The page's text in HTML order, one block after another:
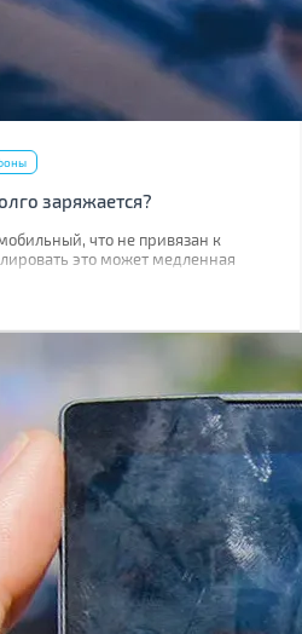
заряжается?
что не привязан к
это может медленная